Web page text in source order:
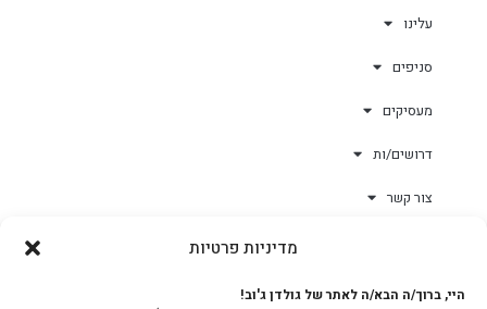
מדיניות פרטיות
היי, ברוך/ה הבא/ה לאתר של גולדן ג'וב!
עלינו
סניפים
מעסיקים
דרושים/ות
צור קשר